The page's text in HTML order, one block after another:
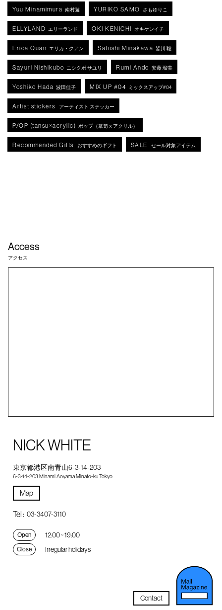
Yuu Minamimura 南村遊 YURIKO SAMO さもゆりこ
ELLYLAND エリーランド OKI KENICHI オキケンイチ
Erica Quan エリカ・クアン Satoshi Minakawa 皆川 聡
Sayuri Nishikubo ニシクボ サユリ Rumi Ando 安藤 瑠美
Yoshiko Hada 波田佳子 MIX UP #04 ミックスアップ#04
Artist stickers アーティスト ステッカー
P/OP (tansu×acrylic) ポップ（箪笥ｘアクリル）
Recommended Gifts おすすめのギフト SALE セール対象アイテム
Access
アクセス
NICK WHITE
東京都港区南青山6-3-14-203
6-3-14-203 Minami Aoyama Minato-ku Tokyo
Map
Tel : 03-3407-3110
Open 12:00 ~ 19:00
Close Irregular holidays
Contact